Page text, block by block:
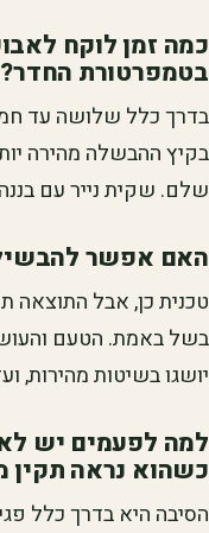
כמה זמן לוקח
בטמפרטורת החדר?
בדרך כלל שלושה עד
בקיץ ההבשלה מהירה
שלם. שקית נייר עם
האם אפשר להבשיל
טכנית כן, אבל התוצאה
בשל באמת. הטעם
יושגו בשיטות מהירות,
למה לפעמים יש
כשהוא נראה תקין
הסיבה היא בדרך כלל